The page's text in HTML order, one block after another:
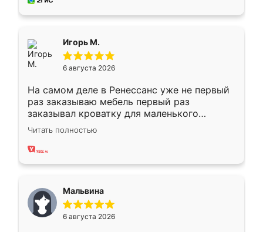
Игорь М.
6 августа 2026
На самом деле в Ренессанс уже не первый
раз заказываю мебель первый раз
заказывал кроватку для маленького
ребёнка при его рождении ,во второй раз
заказал шкаф-купе. По качеству очень
хорошее сборка достаточно быстрая,
меньше, здесь же он более разнообразный.
Мне нравится ,если что-то потребуется из
мебели буду заказывать только здесь.
Читать полностью
Мальвина
6 августа 2026